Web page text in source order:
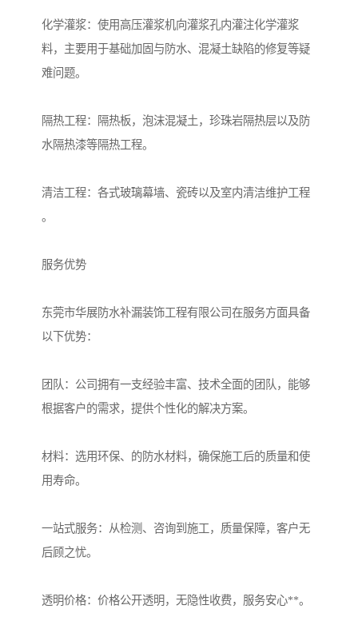
化学灌浆：使用高压灌浆机向灌浆孔内灌注化学灌浆
料，主要用于基础加固与防水、混凝土缺陷的修复等疑
难问题。
隔热工程：隔热板，泡沫混凝土，珍珠岩隔热层以及防
水隔热漆等隔热工程。
清洁工程：各式玻璃幕墙、瓷砖以及室内清洁维护工程
。
服务优势
东莞市华展防水补漏装饰工程有限公司在服务方面具备
以下优势：
团队：公司拥有一支经验丰富、技术全面的团队，能够
根据客户的需求，提供个性化的解决方案。
材料：选用环保、的防水材料，确保施工后的质量和使
用寿命。
一站式服务：从检测、咨询到施工，质量保障，客户无
后顾之忧。
透明价格：价格公开透明，无隐性收费，服务安心**。